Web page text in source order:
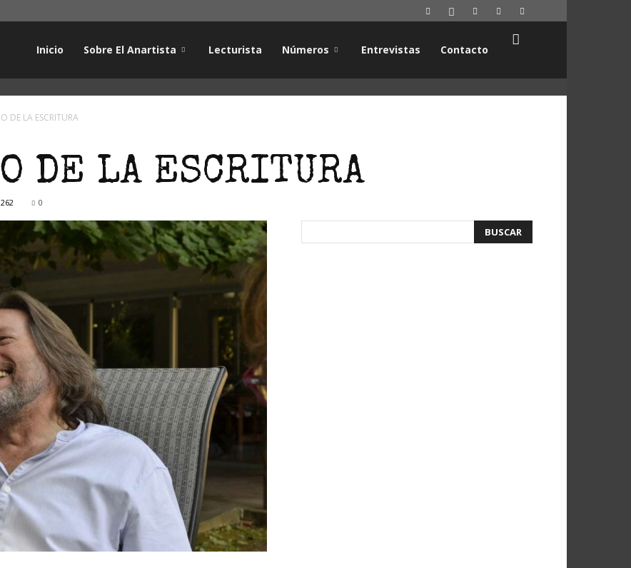
Inicio Sobre El Anartista Lecturista Números Entrevistas Contacto
DE LA ESCRITURA
DE LA ESCRITURA
0